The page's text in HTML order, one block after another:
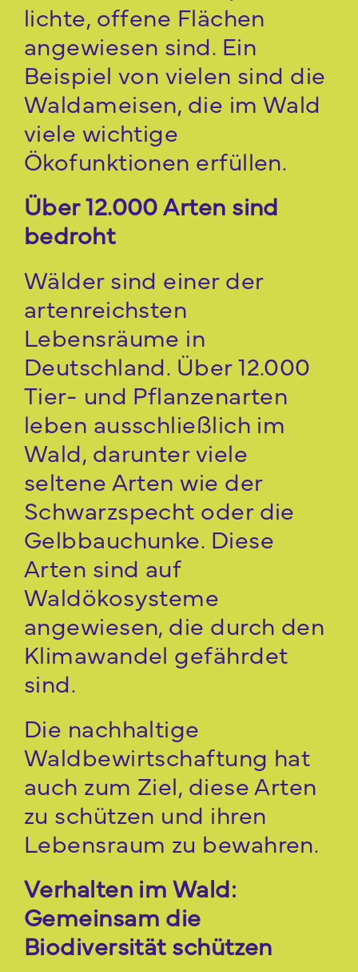
lichte, offene Flächen
angewiesen sind. Ein
Beispiel von vielen sind die
Waldameisen, die im Wald
viele wichtige
Ökofunktionen erfüllen​.
Über 12.000 Arten sind
bedroht
Wälder sind einer der
artenreichsten
Lebensräume in
Deutschland. Über 12.000
Tier- und Pflanzenarten
leben ausschließlich im
Wald, darunter viele
seltene Arten wie der
Schwarzspecht oder die
Gelbbauchunke​. Diese
Arten sind auf
Waldökosysteme
angewiesen, die durch den
Klimawandel gefährdet
sind.
Die nachhaltige
Waldbewirtschaftung hat
auch zum Ziel, diese Arten
zu schützen und ihren
Lebensraum zu bewahren.
Verhalten im Wald:
Gemeinsam die
Biodiversität schützen